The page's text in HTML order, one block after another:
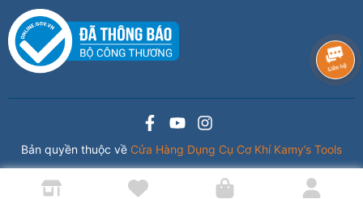
Bản quyền thuộc về Cửa Hàng Dụng Cụ Cơ Khí Kamy’s Tools